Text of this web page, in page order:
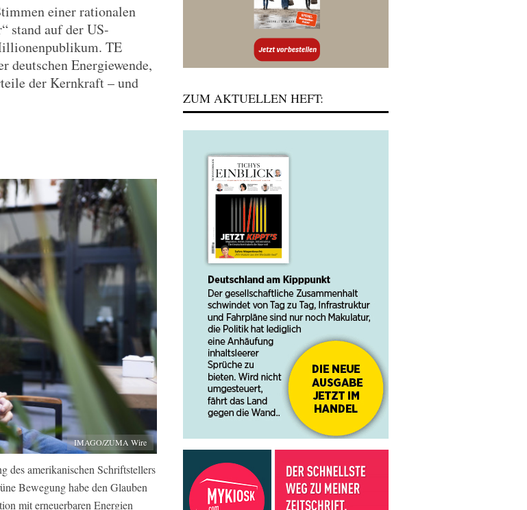
einer rationalen
stand auf der US-
TE
deutschen Energiewende,
der Kernkraft – und
IMAGO/ZUMA Wire
amerikanischen Schriftstellers
Bewegung habe den Glauben
mit erneuerbaren Energien
ZUM AKTUELLEN HEFT: